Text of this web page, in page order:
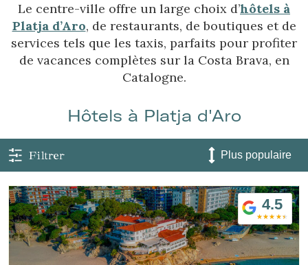
Le centre-ville offre un large choix d’hôtels à
Platja d’Aro, de restaurants, de boutiques et de
services tels que les taxis, parfaits pour profiter
de vacances complètes sur la Costa Brava, en
Catalogne.
Hôtels à Platja d'Aro
Filtrer
4.5